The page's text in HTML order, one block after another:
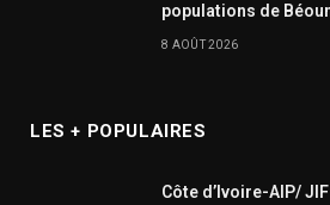
populations de
8 AOÛT 2026
LES + POPULAIRES
Côte d’Ivoire-AIP/